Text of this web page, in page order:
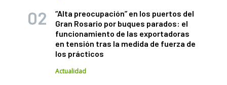
“Alta preocupación” en los puertos del
Gran Rosario por buques parados: el
funcionamiento de las exportadoras
en tensión tras la medida de fuerza de
los prácticos
Actualidad